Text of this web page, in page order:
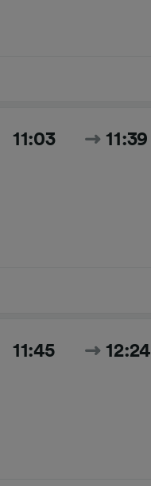
11:03 11:39
11:45 12:24